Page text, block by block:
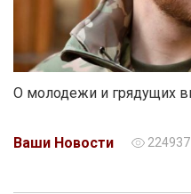
О молодежи и грядущих
Ваши Новости 224937